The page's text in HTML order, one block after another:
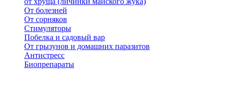
От болезней
От сорняков
Стимуляторы
Побелка и садовый вар
От грызунов и домашних паразитов
Антистресс
Биопрепараты